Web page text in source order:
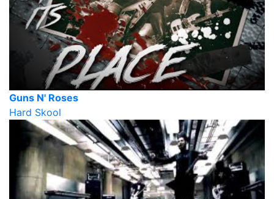
Guns N' Roses
Hard Skool